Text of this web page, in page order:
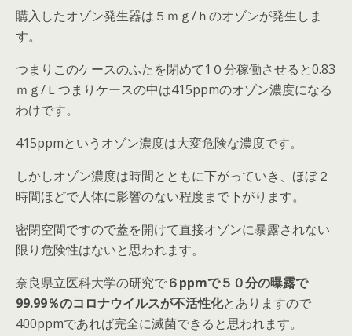
購入したオゾン発生器は５ｍｇ/ｈのオゾンが発生しま
す。
つまりこのケースのふたを閉めて1０分稼働させると0.83
ｍｇ/Ｌつまりケースの中は415ppmのオゾン濃度になる
わけです。
415ppmというオゾン濃度は大変危険な濃度です。
しかしオゾン濃度は時間とともに下がっていき、ほぼ２
時間ほどで人体に影響のない程度まで下がります。
密閉空間ですので蓋を開けて直接オゾンに暴露されない
限り危険性はないと思われます。
奈良県立医科大学の研究で６ppmで５０分の曝露で
99.99％のコロナウイルスが不活性化とありますので
400ppmであれば完全に滅菌できると思われます。